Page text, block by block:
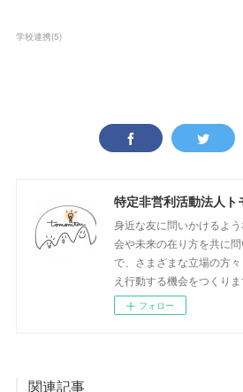
学校連携(5)
特定非営利活動法人ト
身近な友に問いかけるよ
会や未来の在り方を共に
で、さまざまな立場の方
え行動する機会をつくりま
フォロー
関連記事